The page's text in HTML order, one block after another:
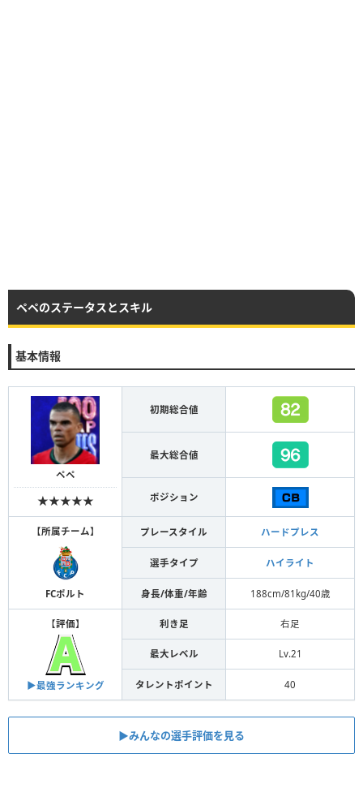
ペペのステータスとスキル
基本情報
ペペ
★★★★★
初期総合値
最大総合値
ポジション
【所属チーム】
FCポルト
プレースタイル ハードプレス
選手タイプ ハイライト
身長/体重/年齢 188cm/81kg/40歳
【評価】
▶︎最強ランキング
利き足 右足
最大レベル Lv.21
タレントポイント 40
▶︎みんなの選手評価を見る